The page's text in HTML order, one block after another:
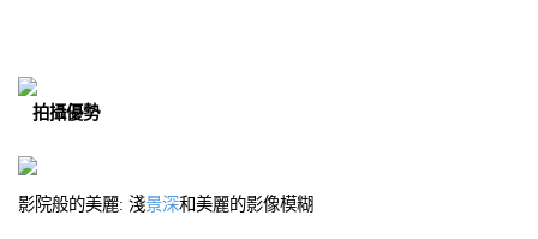
拍攝優勢
影院般的美麗: 淺景深和美麗的影像模糊